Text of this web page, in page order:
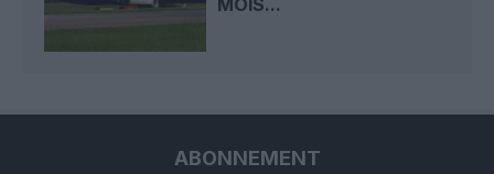
ABONNEMENT